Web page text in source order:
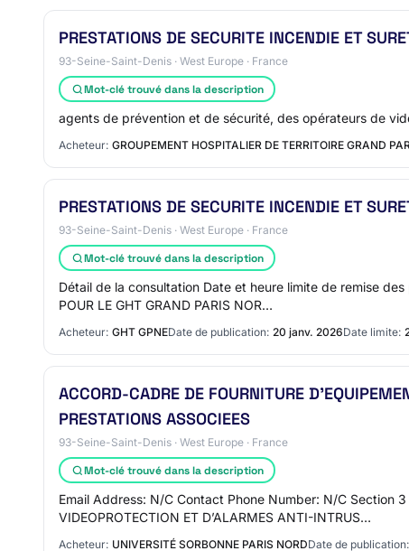
PRESTATIONS DE SECURITE INCENDIE ET
93-Seine-Saint-Denis · West Europe · France
Mot-clé trouvé dans la description
agents de prévention et de sécurité, des opérateurs de
Acheteur: GROUPEMENT HOSPITALIER DE TERRITOIRE GRAND
PRESTATIONS DE SECURITE INCENDIE ET
93-Seine-Saint-Denis · West Europe · France
Mot-clé trouvé dans la description
Détail de la consultation Date et heure limite de remise
POUR LE GHT GRAND PARIS NOR…
Acheteur: GHT GPNEDate de publication: 20 janv. 2026Date limite:
ACCORD-CADRE DE FOURNITURE
PRESTATIONS ASSOCIEES
93-Seine-Saint-Denis · West Europe · France
Mot-clé trouvé dans la description
Email Address: N/C Contact Phone Number: N/C Section 3
VIDEOPROTECTION ET D’ALARMES ANTI-INTRUS…
Acheteur: UNIVERSITÉ SORBONNE PARIS NORDDate de publication: